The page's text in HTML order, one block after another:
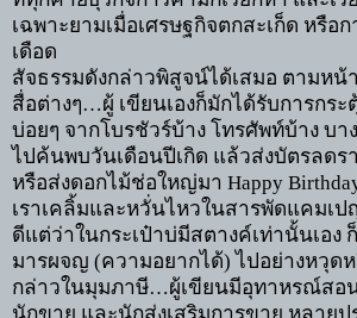
เฉพาะยามเมื่อเศรษฐกิจตกสะเก็ด หรือ
เดือด
สัจธรรมดังกล่าวพิสูจน์ได้เสมอ ตามหน้
สื่อต่างๆ…ผู้ เขียนเองก็มักได้รับการกร
บ่อยๆ จากโบรชัวร์บ้าง โทรศัพท์บ้าง บ
ไปค้นพบวันเดือนปีเกิด แล้วส่งบัตรลดร
หรือส่งดอกไม้ช่อใหญ่มา Happy
เราเคลิ้มและหวั่นไหวในสารพัดแคมเ
ดีแต่ว่าในกระเป๋าบ่มีสตางค์เท่านั้นเอง
มารผจญ (ความอยากได้) ไปอย่างหวุด
กล่าวในมุมภาษี…ผู้เขียนมีอุทาหรณ์สอ